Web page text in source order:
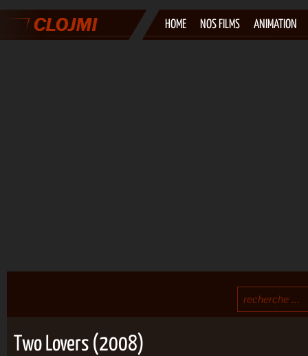
HOME NOS FILMS ANIMATION
Two Lovers (2008)